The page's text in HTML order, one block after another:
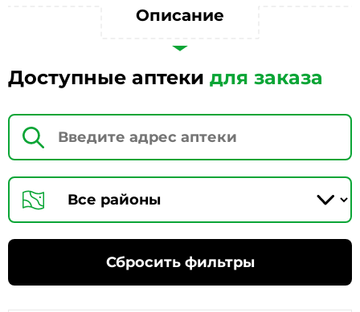
Описание
Доступные аптеки для заказа
Сбросить фильтры